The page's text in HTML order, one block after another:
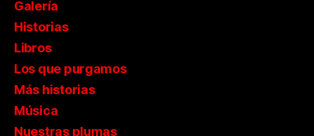
Galería
Historias
Libros
Los que purgamos
Más historias
Música
Nuestras plumas